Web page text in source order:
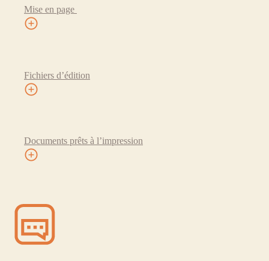
Mise en page
Fichiers d’édition
Documents prêts à l’impression